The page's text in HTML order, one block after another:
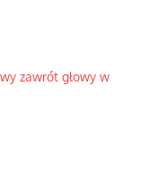
zawrót głowy w